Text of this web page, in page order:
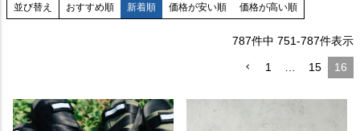
並び替え おすすめ順 新着順 価格が安い順 価格が高い順
787件中 751-787件表示
1 15 16